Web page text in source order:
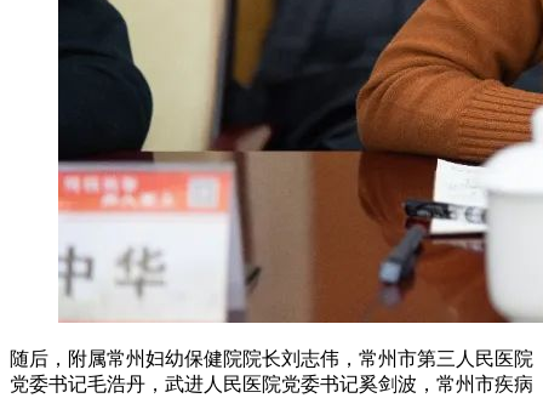
随后，附属常州妇幼保健院院长刘志伟，常州市第三人民医院
党委书记毛浩丹，武进人民医院党委书记奚剑波，常州市疾病